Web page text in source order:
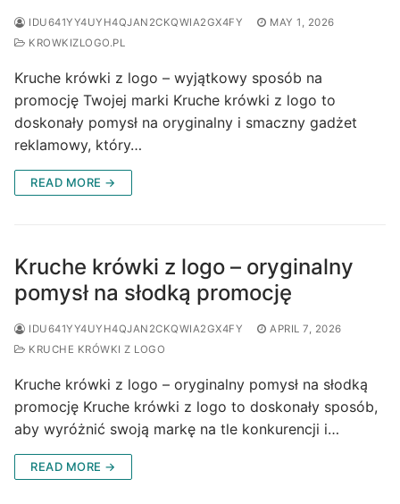
IDU641YY4UYH4QJAN2CKQWIA2GX4FY
MAY 1, 2026
KROWKIZLOGO.PL
Kruche krówki z logo – wyjątkowy sposób na
promocję Twojej marki Kruche krówki z logo to
doskonały pomysł na oryginalny i smaczny gadżet
reklamowy, który…
READ MORE →
Kruche krówki z logo – oryginalny
pomysł na słodką promocję
IDU641YY4UYH4QJAN2CKQWIA2GX4FY
APRIL 7, 2026
KRUCHE KRÓWKI Z LOGO
Kruche krówki z logo – oryginalny pomysł na słodką
promocję Kruche krówki z logo to doskonały sposób,
aby wyróżnić swoją markę na tle konkurencji i…
READ MORE →